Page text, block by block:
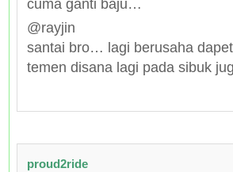
cuma ganti baju…
@rayjin
santai bro… lagi berusaha
temen disana lagi pada sibuk
proud2ride